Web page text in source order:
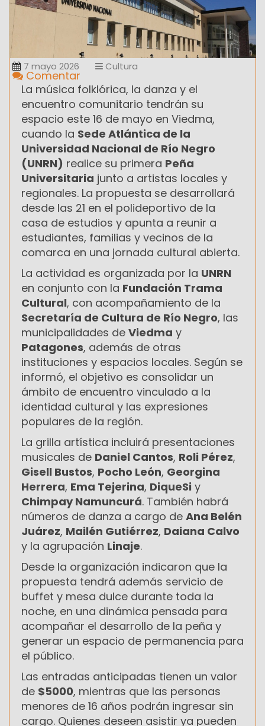
7 mayo 2026 Cultura
Comentar
La música folklórica, la danza y el
encuentro comunitario tendrán su
espacio este 16 de mayo en Viedma,
cuando la Sede Atlántica de la
Universidad Nacional de Río Negro
(UNRN) realice su primera Peña
Universitaria junto a artistas locales y
regionales. La propuesta se desarrollará
desde las 21 en el polideportivo de la
casa de estudios y apunta a reunir a
estudiantes, familias y vecinos de la
comarca en una jornada cultural abierta.
La actividad es organizada por la UNRN
en conjunto con la Fundación Trama
Cultural, con acompañamiento de la
Secretaría de Cultura de Río Negro, las
municipalidades de Viedma y
Patagones, además de otras
instituciones y espacios locales. Según se
informó, el objetivo es consolidar un
ámbito de encuentro vinculado a la
identidad cultural y las expresiones
populares de la región.
La grilla artística incluirá presentaciones
musicales de Daniel Cantos, Roli Pérez,
Gisell Bustos, Pocho León, Georgina
Herrera, Ema Tejerina, DiqueSi y
Chimpay Namuncurá. También habrá
números de danza a cargo de Ana Belén
Juárez, Mailén Gutiérrez, Daiana Calvo
y la agrupación Linaje.
Desde la organización indicaron que la
propuesta tendrá además servicio de
buffet y mesa dulce durante toda la
noche, en una dinámica pensada para
acompañar el desarrollo de la peña y
generar un espacio de permanencia para
el público.
Las entradas anticipadas tienen un valor
de $5000, mientras que las personas
menores de 16 años podrán ingresar sin
cargo. Quienes deseen asistir ya pueden